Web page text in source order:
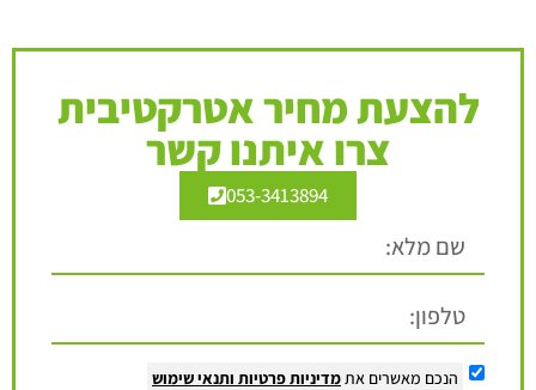
להצעת מחיר אטרקטיבית
צרו איתנו קשר
053-3413894
הנכם מאשרים את מדיניות פרטיות ותנאי שימוש